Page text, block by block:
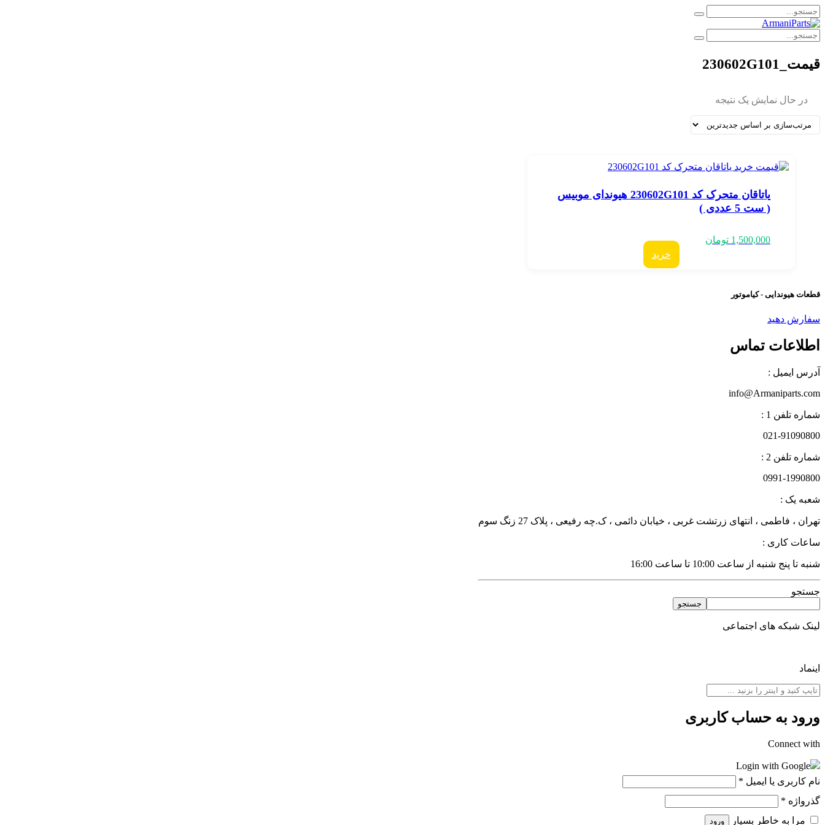
قیمت_230602G101
در حال نمایش یک نتیجه
یاتاقان متحرک کد 230602G101 هیوندای موبیس
( ست 5 عددی )
1,500,000 تومان
خرید
قطعات هیوندایی - کیاموتور
سفارش دهید
اطلاعات تماس
آدرس ایمیل :
info@Armaniparts.com
شماره تلفن 1 :
021-91090800
شماره تلفن 2 :
0991-1990800
شعبه یک :
تهران ، فاطمی ، انتهای زرتشت غربی ، خیابان دائمی ، ک.چه رفیعی ، پلاک 27 زنگ سوم
ساعات کاری :
شنبه تا پنج شنبه از ساعت 10:00 تا ساعت 16:00
جستجو
جستجو
لینک شبکه های اجتماعی
اینماد
ورود به حساب کاربری
Connect with
Login with Google
نام کاربری یا ایمیل *
گذرواژه *
مرا به خاطر بسپار
ورود